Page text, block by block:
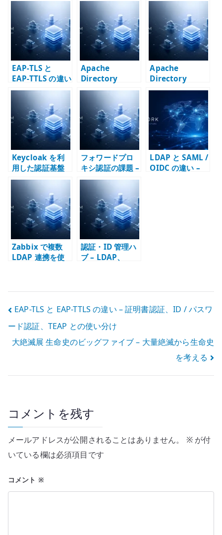
te
r
EAP-TLS と
EAP-TTLS の違い
– 証明書認証、
ID / パスワード
認証、TEAP との
使い分け
Apache
Directory
Studio で LDAP
ユーザーを管理
する – GUI クラ
イアントの使い
どころ
Apache
Directory
Studio は開発終
了なのか – LDAP
クライアントの
現状と使いどこ
ろ
Keycloak を利
用した認証基盤
の統合 – LDAP /
Nextcloud /
Kubernetes を
どうつなぐか
フォワードプロ
キシ認証の課題 –
LDAP / Basic 認
証 / HTTPS プロ
キシ / SAML・
OIDC を分けて考
える
LDAP と SAML /
OIDC の違い –
Zabbix で複数
LDAP 連携を使
認証・ID 管理ハ
ブ – LDAP、
投
稿
ナ
ビ
ー
シ
ョ
ン
EAP-TLS と EAP-TTLS の違い – 証明書認証、ID / パスワ
ード認証、TEAP との使い分け
大絶滅展 生命史のビッグファイブ – 大量絶滅から生命史
を考える
コメントを残す
メールアドレスが公開されることはありません。 ※が付
いている欄は必須項目です
コメント ※